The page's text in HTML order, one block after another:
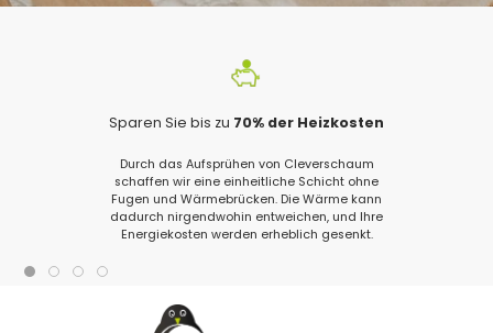
Sparen Sie bis zu 70% der Heizkosten
Durch das Aufsprühen von Cleverschaum
schaffen wir eine einheitliche Schicht ohne
Fugen und Wärmebrücken. Die Wärme kann
dadurch nirgendwohin entweichen, und Ihre
Energiekosten werden erheblich gesenkt.